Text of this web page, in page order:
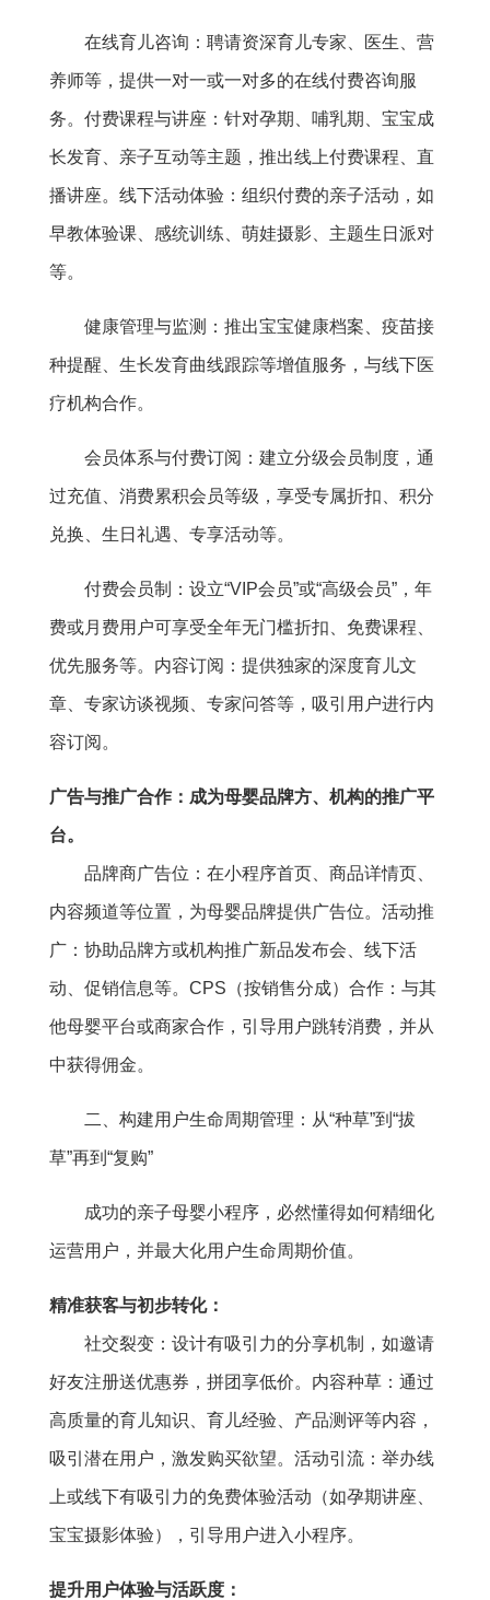
在线育儿咨询：聘请资深育儿专家、医生、营
养师等，提供一对一或一对多的在线付费咨询服
务。付费课程与讲座：针对孕期、哺乳期、宝宝成
长发育、亲子互动等主题，推出线上付费课程、直
播讲座。线下活动体验：组织付费的亲子活动，如
早教体验课、感统训练、萌娃摄影、主题生日派对
等。
健康管理与监测：推出宝宝健康档案、疫苗接
种提醒、生长发育曲线跟踪等增值服务，与线下医
疗机构合作。
会员体系与付费订阅：建立分级会员制度，通
过充值、消费累积会员等级，享受专属折扣、积分
兑换、生日礼遇、专享活动等。
付费会员制：设立“VIP会员”或“高级会员”，年
费或月费用户可享受全年无门槛折扣、免费课程、
优先服务等。内容订阅：提供独家的深度育儿文
章、专家访谈视频、专家问答等，吸引用户进行内
容订阅。
广告与推广合作：成为母婴品牌方、机构的推广平
台。
品牌商广告位：在小程序首页、商品详情页、
内容频道等位置，为母婴品牌提供广告位。活动推
广：协助品牌方或机构推广新品发布会、线下活
动、促销信息等。CPS（按销售分成）合作：与其
他母婴平台或商家合作，引导用户跳转消费，并从
中获得佣金。
二、构建用户生命周期管理：从“种草”到“拔
草”再到“复购”
成功的亲子母婴小程序，必然懂得如何精细化
运营用户，并最大化用户生命周期价值。
精准获客与初步转化：
社交裂变：设计有吸引力的分享机制，如邀请
好友注册送优惠券，拼团享低价。内容种草：通过
高质量的育儿知识、育儿经验、产品测评等内容，
吸引潜在用户，激发购买欲望。活动引流：举办线
上或线下有吸引力的免费体验活动（如孕期讲座、
宝宝摄影体验），引导用户进入小程序。
提升用户体验与活跃度：